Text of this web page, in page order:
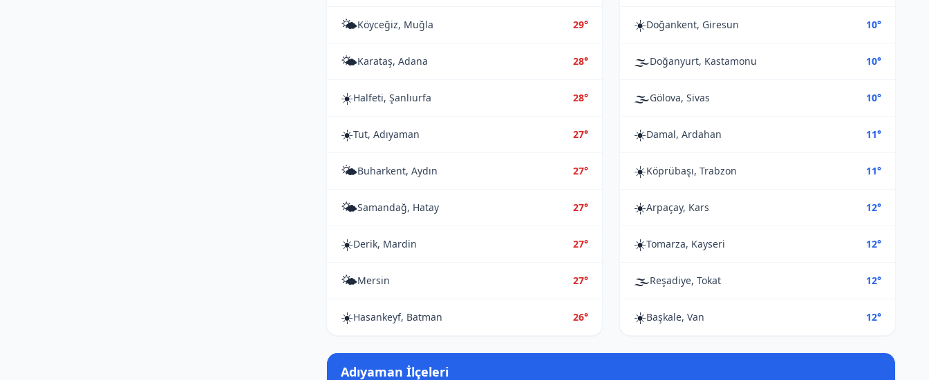
🌤️Köyceğiz, Muğla 29°
🌤️Karataş, Adana 28°
☀️Halfeti, Şanlıurfa 28°
☀️Tut, Adıyaman 27°
🌤️Buharkent, Aydın 27°
🌤️Samandağ, Hatay 27°
☀️Derik, Mardin 27°
🌤️Mersin 27°
☀️Hasankeyf, Batman 26°
☀️Doğankent, Giresun 10°
🌫️Doğanyurt, Kastamonu 10°
🌫️Gölova, Sivas 10°
☀️Damal, Ardahan 11°
☀️Köprübaşı, Trabzon 11°
☀️Arpaçay, Kars 12°
☀️Tomarza, Kayseri 12°
🌫️Reşadiye, Tokat 12°
☀️Başkale, Van 12°
Adıyaman İlçeleri